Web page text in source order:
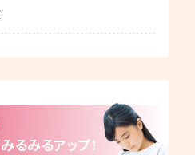
るみるアップ！